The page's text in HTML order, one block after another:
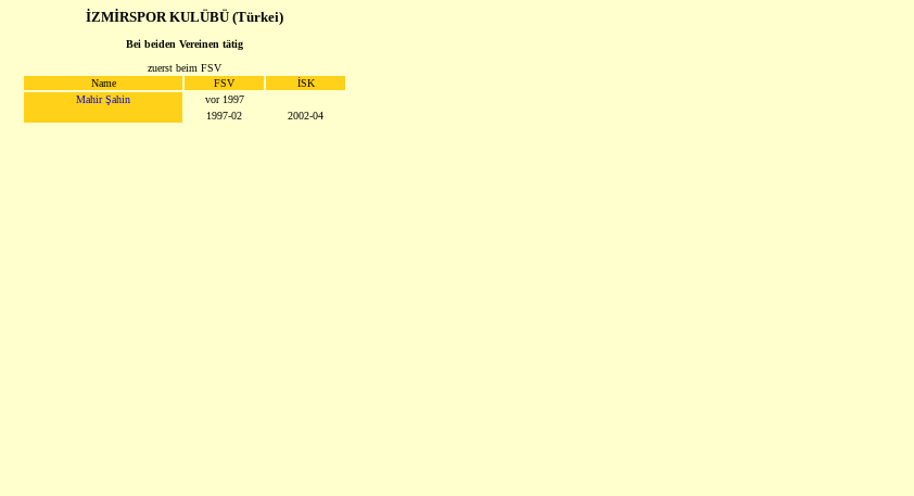
İZMİRSPOR KULÜBÜ (Türkei)
Bei beiden Vereinen tätig
zuerst beim FSV
Name
FSV
İSK
Mahir Şahin
vor 1997
1997-02
2002-04